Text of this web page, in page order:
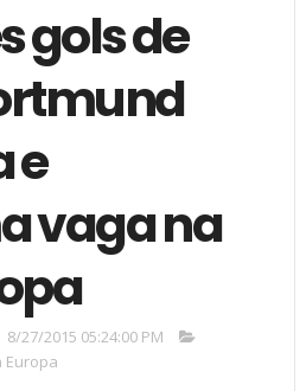
gols de
e
vaga na
8/27/2015 05:24:00 PM
Europa